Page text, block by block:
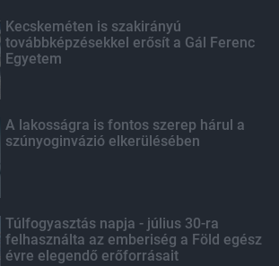
Kecskeméten is szakirányú
továbbképzésekkel erősít a Gál Ferenc
Egyetem
A lakosságra is fontos szerep hárul a
szúnyoginvázió elkerülésében
Túlfogyasztás napja - július 30-ra
felhasználta az emberiség a Föld egész
évre elegendő erőforrásait